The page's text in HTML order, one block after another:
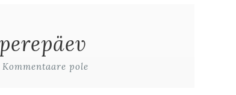
Kommentaare pole